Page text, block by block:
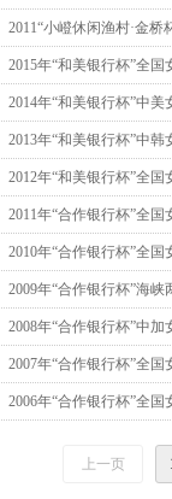
2011“小嶝休闲渔村·金
2015年“和美银行杯”全
2014年“和美银行杯”中
2013年“和美银行杯”中
2012年“和美银行杯”全
2011年“合作银行杯”全
2010年“合作银行杯”全
2009年“合作银行杯”海
2008年“合作银行杯”中
2007年“合作银行杯”全
2006年“合作银行杯”全
上一页